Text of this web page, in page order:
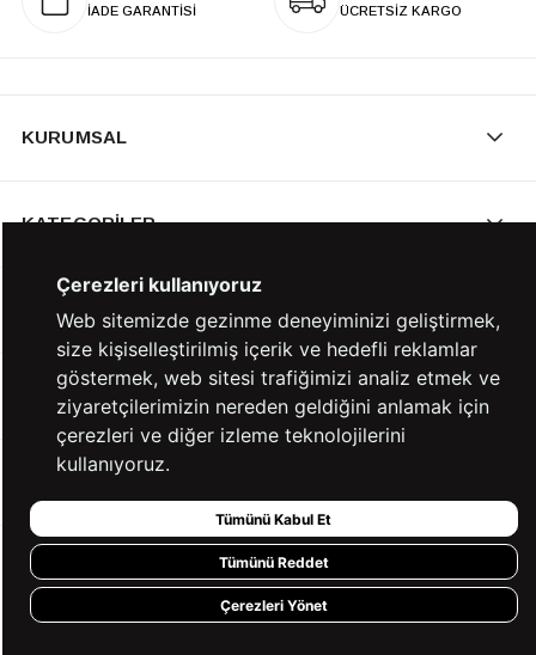
İADE GARANTİSİ
ÜCRETSİZ KARGO
KURUMSAL
KATEGORİLER
YARDIM
BİZE ULAŞIN
HIZLI ERİŞİM
KVKK ve GİZLİLİK
Çerezleri kullanıyoruz
Web sitemizde gezinme deneyiminizi geliştirmek,
size kişiselleştirilmiş içerik ve hedefli reklamlar
göstermek, web sitesi trafiğimizi analiz etmek ve
ziyaretçilerimizin nereden geldiğini anlamak için
çerezleri ve diğer izleme teknolojilerini
kullanıyoruz.
Tümünü Kabul Et
Tümünü Reddet
Çerezleri Yönet